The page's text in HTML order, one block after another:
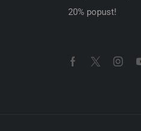
20% popust!